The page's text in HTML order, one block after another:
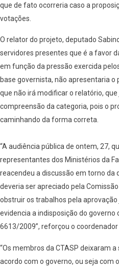
que de fato ocorreria caso a
votações.
O relator do projeto, deputado
servidores presentes que é a favor
em função da pressão exercida
base governista, não apresentaria o
que não irá modificar o relatório,
compreensão da categoria, pois o
caminhando da forma correta.
“A audiência pública de ontem, 27,
representantes dos Ministérios da
reacendeu a discussão em torno
deveria ser apreciado pela
obstruir os trabalhos pela aprovação
evidencia a indisposição do governo
6613/2009”, reforçou o coordenador
“Os membros da CTASP deixaram
acordo com o governo, ou seja com